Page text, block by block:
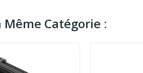
Catégorie :